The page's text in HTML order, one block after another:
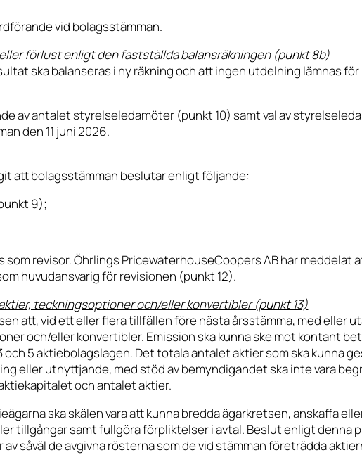
vid bolagsstämman.
förlust enligt den fastställda balansräkningen (punkt 8b)
ska balanseras i ny räkning och att ingen utdelning lämnas
av antalet styrelseledamöter (punkt 10) samt val av
den 11 juni 2026.
att bolagsstämman beslutar enligt följande:
9);
revisor. Öhrlings PricewaterhouseCoopers AB har meddelat
huvudansvarig för revisionen (punkt 12).
teckningsoptioner och/eller konvertibler (punkt 13)
att, vid ett eller flera tillfällen före nästa årsstämma, med eller
och/eller konvertibler. Emission ska kunna ske mot kontant
och 5 aktiebolagslagen. Det totala antalet aktier som ska kunna
eller utnyttjande, med stöd av bemyndigandet ska inte vara
och antalet aktier.
ska skälen vara att kunna bredda ägarkretsen, anskaffa
tillgångar samt fullgöra förpliktelser i avtal. Beslut enligt denna
såväl de avgivna rösterna som de vid stämman företrädda